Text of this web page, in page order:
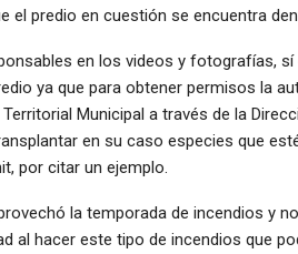
el predio en cuestión se encuentra
en los videos y fotografías,
ya que para obtener permisos la
Municipal a través de la
en su caso especies que
por citar un ejemplo.
la temporada de incendios y
al hacer este tipo de incendios que